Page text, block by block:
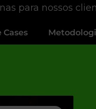
para nossos
Cases